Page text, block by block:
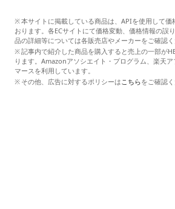
本サイトに掲載している商品は、APIを使用して価
おります。各ECサイトにて価格変動、価格情報の誤
品の詳細等については各販売店やメーカーをご確認く
記事内で紹介した商品を購入すると売上の一部が
ります。Amazonアソシエイト・プログラム、楽天
マースを利用しています。
その他、広告に対するポリシーはこちらをご確認く